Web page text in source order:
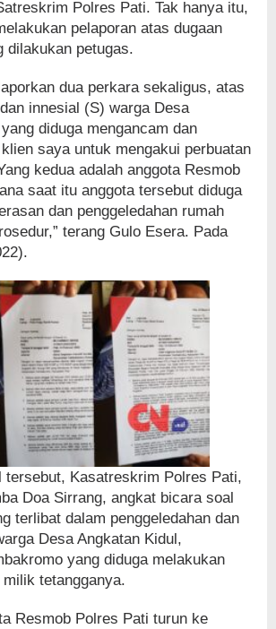
Polres Pati. Tak hanya itu,
pelaporan atas dugaan
dilakukan petugas.
dua perkara sekaligus, atas
innesial (S) warga Desa
diduga mengancam dan
saya untuk mengakui perbuatan
kedua adalah anggota Resmob
saat itu anggota tersebut diduga
dan penggeledahan rumah
terang Gulo Esera. Pada
tersebut, Kasatreskrim Polres Pati,
Doa Sirrang, angkat bicara soal
terlibat dalam penggeledahan dan
Desa Angkatan Kidul,
yang diduga melakukan
tetangganya.
Resmob Polres Pati turun ke